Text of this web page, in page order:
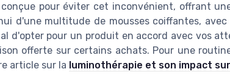
pour éviter cet inconvénient, offrant
d'une multitude de mousses coiffantes,
d'opter pour un produit en accord avec vos
offerte sur certains achats. Pour une
article sur la luminothérapie et son impact